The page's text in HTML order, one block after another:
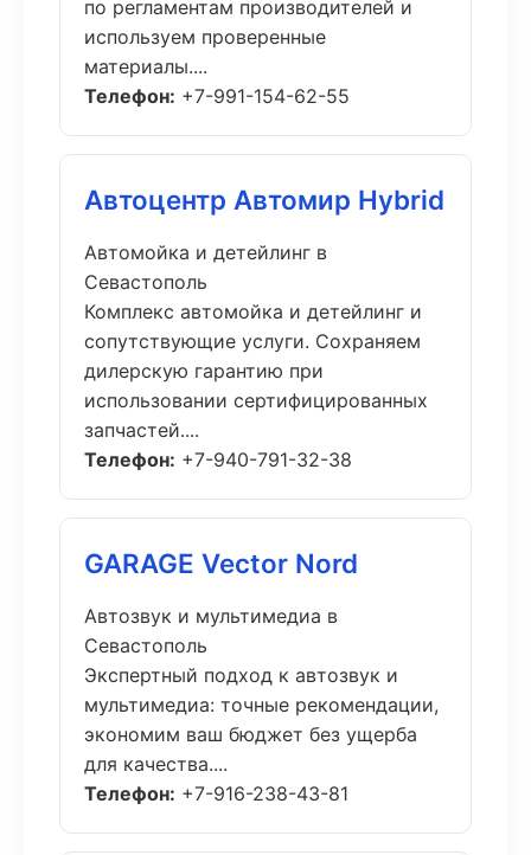
по регламентам производителей и
используем проверенные
материалы....
Телефон: +7-991-154-62-55
Автоцентр Автомир Hybrid
Автомойка и детейлинг в
Севастополь
Комплекс автомойка и детейлинг и
сопутствующие услуги. Сохраняем
дилерскую гарантию при
использовании сертифицированных
запчастей....
Телефон: +7-940-791-32-38
GARAGE Vector Nord
Автозвук и мультимедиа в
Севастополь
Экспертный подход к автозвук и
мультимедиа: точные рекомендации,
экономим ваш бюджет без ущерба
для качества....
Телефон: +7-916-238-43-81